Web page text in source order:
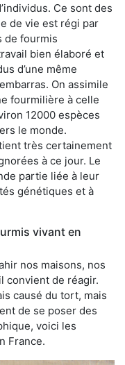
Ce sont des
de vie est régi par
de fourmis
bien élaboré et
d’une même
On assimile
fourmilière à celle
12000 espèces
le monde.
très certainement
à ce jour. Le
partie liée à leur
génétiques et à
vivant en
nos maisons, nos
convient de réagir.
causé du tort, mais
de se poser des
voici les
France.